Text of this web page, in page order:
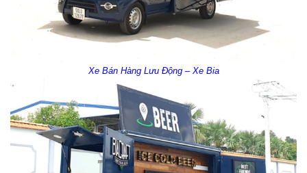
Xe Bán Hàng Lưu Động – Xe Bia